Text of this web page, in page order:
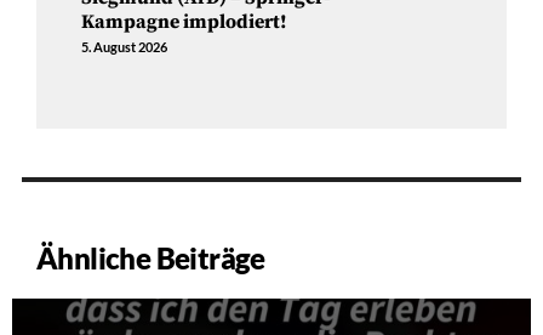
Kampagne implodiert!
5. August 2026
Ähnliche Beiträge